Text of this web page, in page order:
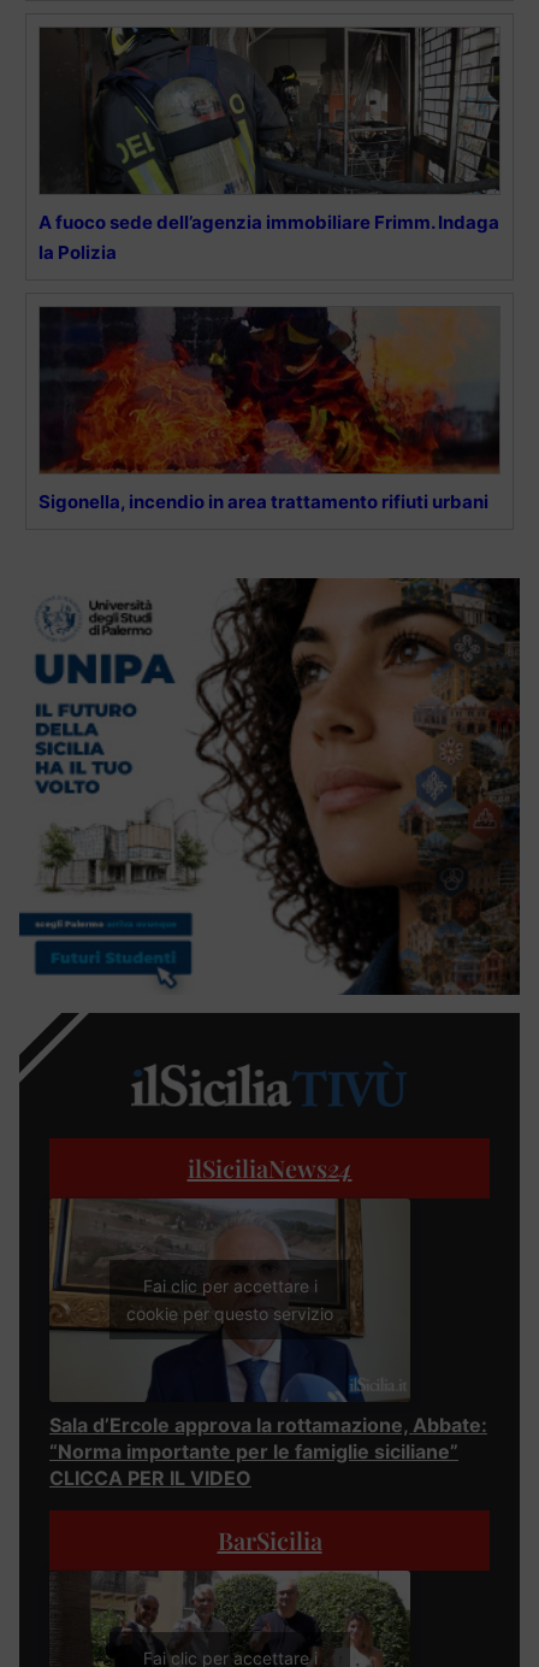
A fuoco sede dell’agenzia immobiliare Frimm. Indaga
la Polizia
Sigonella, incendio in area trattamento rifiuti urbani
ilSiciliaNews24
Fai clic per accettare i
cookie per questo servizio
Sala d’Ercole approva la rottamazione, Abbate:
“Norma importante per le famiglie siciliane”
CLICCA PER IL VIDEO
BarSicilia
Fai clic per accettare i